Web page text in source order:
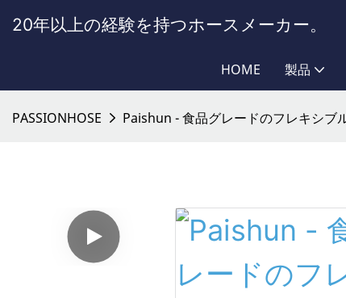
20年以上の経験を持つホースメーカー。
HOME 製品
PASSIONHOSE Paishun - 食品グレードのフレキシブ